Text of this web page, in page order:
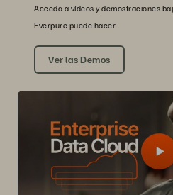
Acceda a vídeos y demostraciones
Everpure puede hacer.
Ver las Demos